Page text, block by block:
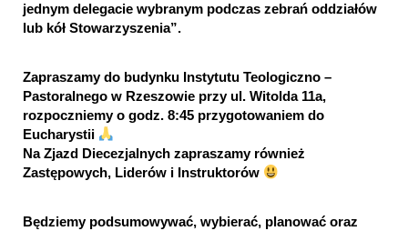
jednym delegacie wybranym podczas zebrań oddziałów
lub kół Stowarzyszenia”.
Zapraszamy do budynku Instytutu Teologiczno –
Pastoralnego w Rzeszowie przy ul. Witolda 11a,
rozpoczniemy o godz. 8:45 przygotowaniem do
Eucharystii
Na Zjazd Diecezjalnych zapraszamy również
Zastępowych, Liderów i Instruktorów
Będziemy podsumowywać, wybierać, planować oraz